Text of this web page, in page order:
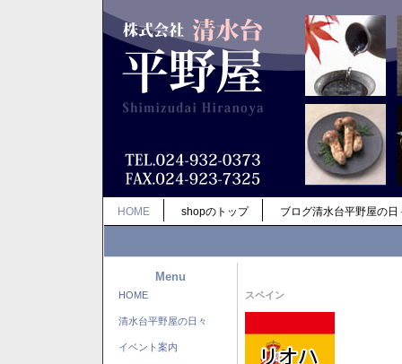
HOME shopのトップ ブログ清水台平野屋の日
Menu
HOME
清水台平野屋の日々
イベント案内
スペイン